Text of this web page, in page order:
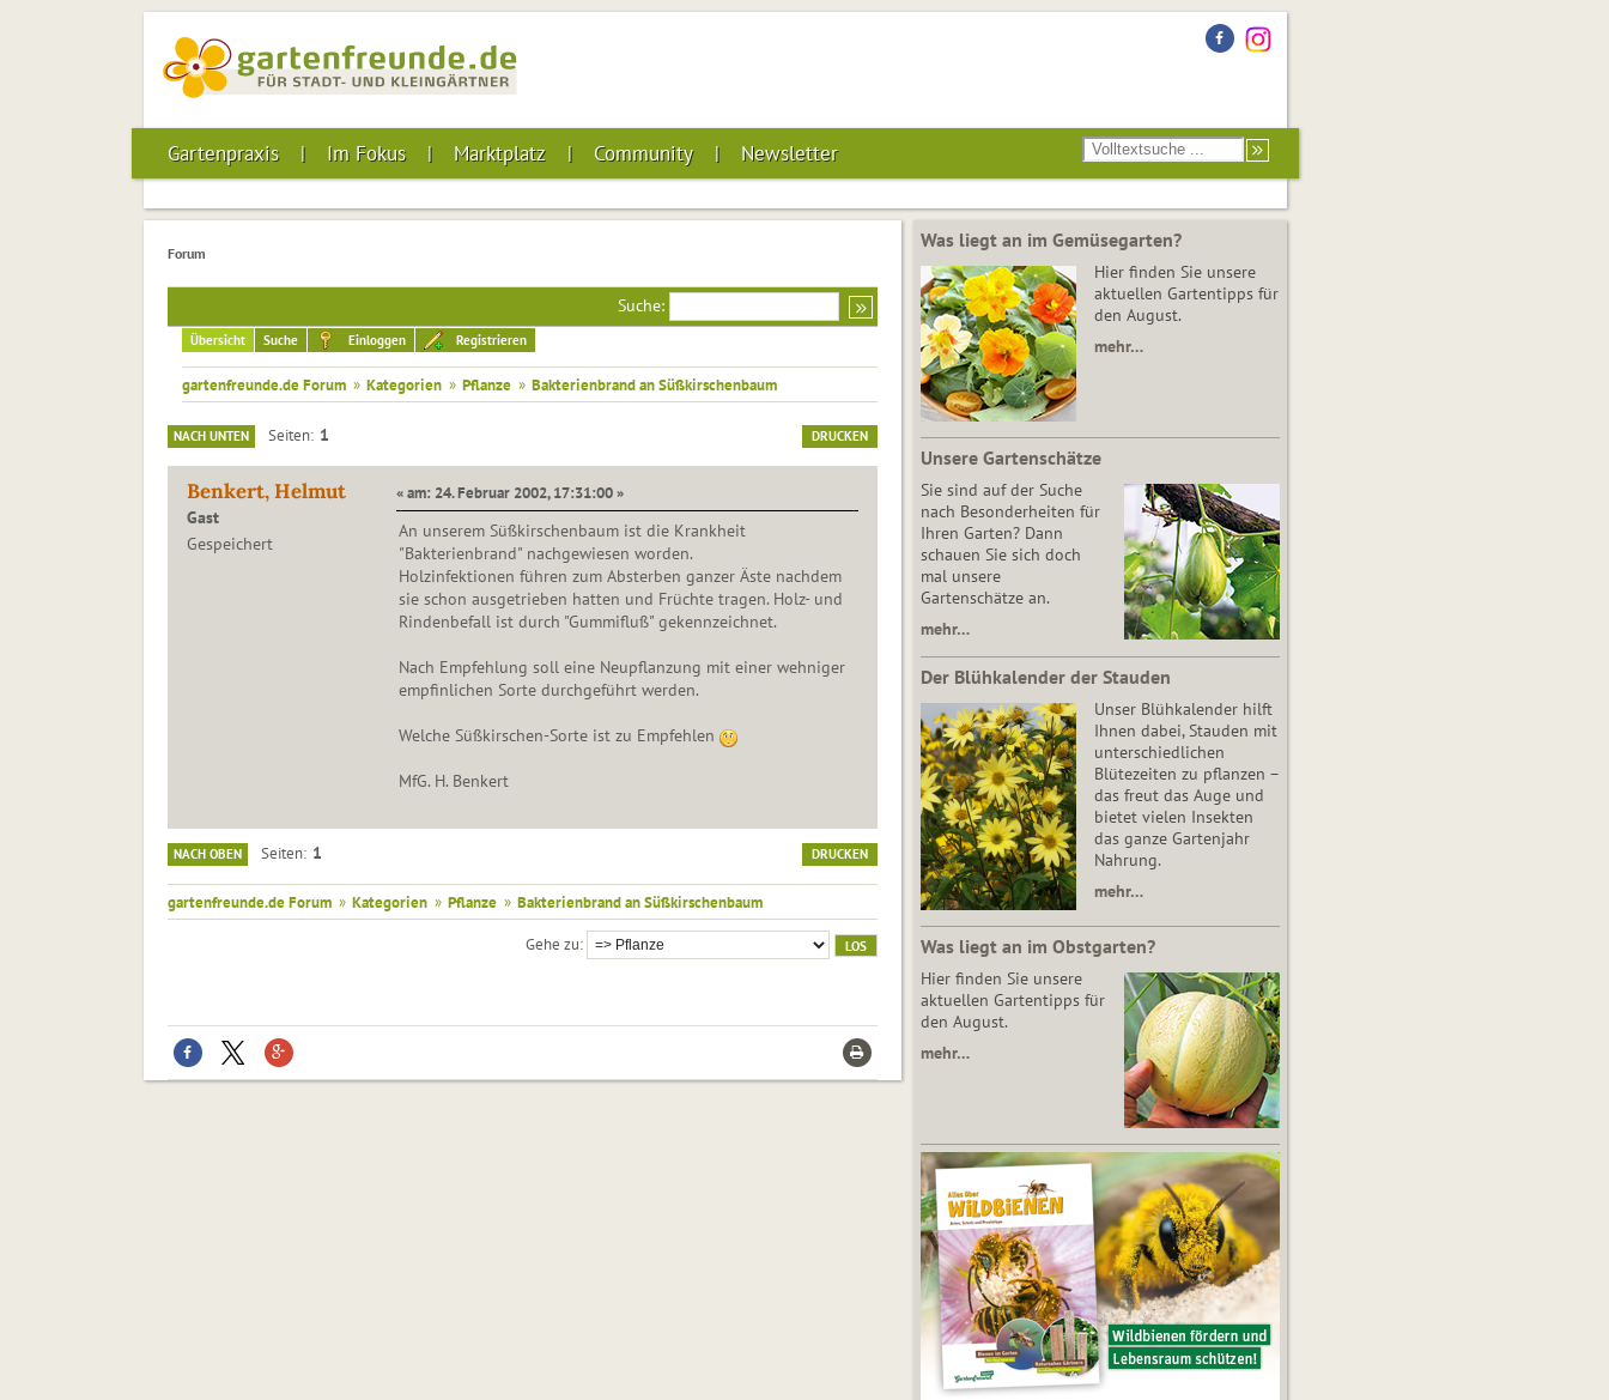
Gartenpraxis Im Fokus Marktplatz Community Newsletter
Forum
Suche:
Übersicht Suche Einloggen Registrieren
gartenfreunde.de Forum » Kategorien » Pflanze » Bakterienbrand an Süßkirschenbaum
DRUCKEN
NACH UNTEN Seiten 1
Benkert, Helmut
Gast
Gespeichert
« am: 24. Februar 2002, 17:31:00 »
An unserem Süßkirschenbaum ist die Krankheit
"Bakterienbrand" nachgewiesen worden.
Holzinfektionen führen zum Absterben ganzer Äste nachdem
sie schon ausgetrieben hatten und Früchte tragen. Holz- und
Rindenbefall ist durch "Gummifluß" gekennzeichnet.
Nach Empfehlung soll eine Neupflanzung mit einer wehniger
empfinlichen Sorte durchgeführt werden.
Welche Süßkirschen-Sorte ist zu Empfehlen
MfG. H. Benkert
DRUCKEN
NACH OBEN Seiten 1
gartenfreunde.de Forum » Kategorien » Pflanze » Bakterienbrand an Süßkirschenbaum
Gehe zu
Was liegt an im Gemüsegarten?
Hier finden Sie unsere
aktuellen Gartentipps für
den August.
mehr…
Unsere Gartenschätze
Sie sind auf der Suche
nach Besonderheiten für
Ihren Garten? Dann
schauen Sie sich doch
mal unsere
Gartenschätze an.
mehr…
Der Blühkalender der Stauden
Unser Blühkalender hilft
Ihnen dabei, Stauden mit
unterschiedlichen
Blütezeiten zu pflanzen –
das freut das Auge und
bietet vielen Insekten
das ganze Gartenjahr
Nahrung.
mehr…
Was liegt an im Obstgarten?
Hier finden Sie unsere
aktuellen Gartentipps für
den August.
mehr…